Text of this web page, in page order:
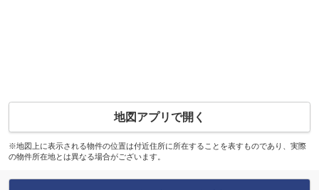
地図アプリで開く
※地図上に表示される物件の位置は付近住所に所在することを表すものであり、実際
の物件所在地とは異なる場合がございます。